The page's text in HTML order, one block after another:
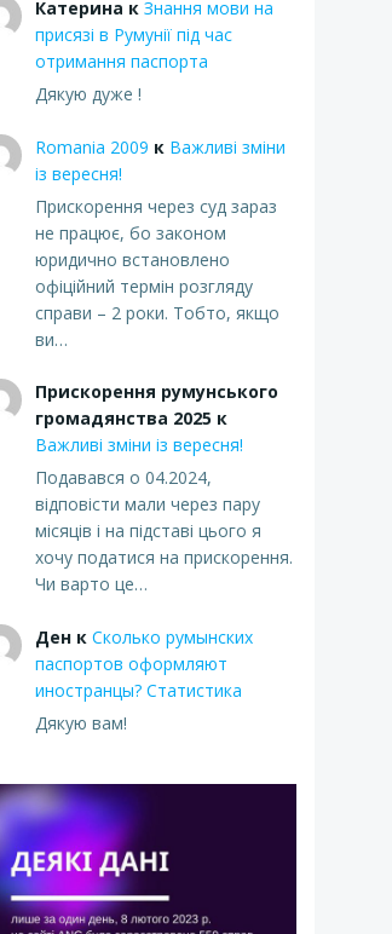
Катерина к Знання мови на
присязі в Румунії під час
отримання паспорта
Дякую дуже !
Romania 2009 к Важливі зміни
із вересня!
Прискорення через суд зараз
не працює, бо законом
юридично встановлено
офіційний термін розгляду
справи – 2 роки. Тобто, якщо
ви…
Прискорення румунського
громадянства 2025 к
Важливі зміни із вересня!
Подавався о 04.2024,
відповісти мали через пару
місяців і на підставі цього я
хочу податися на прискорення.
Чи варто це…
Денк Сколько румынских
паспортов оформляют
иностранцы? Статистика
Дякую вам!